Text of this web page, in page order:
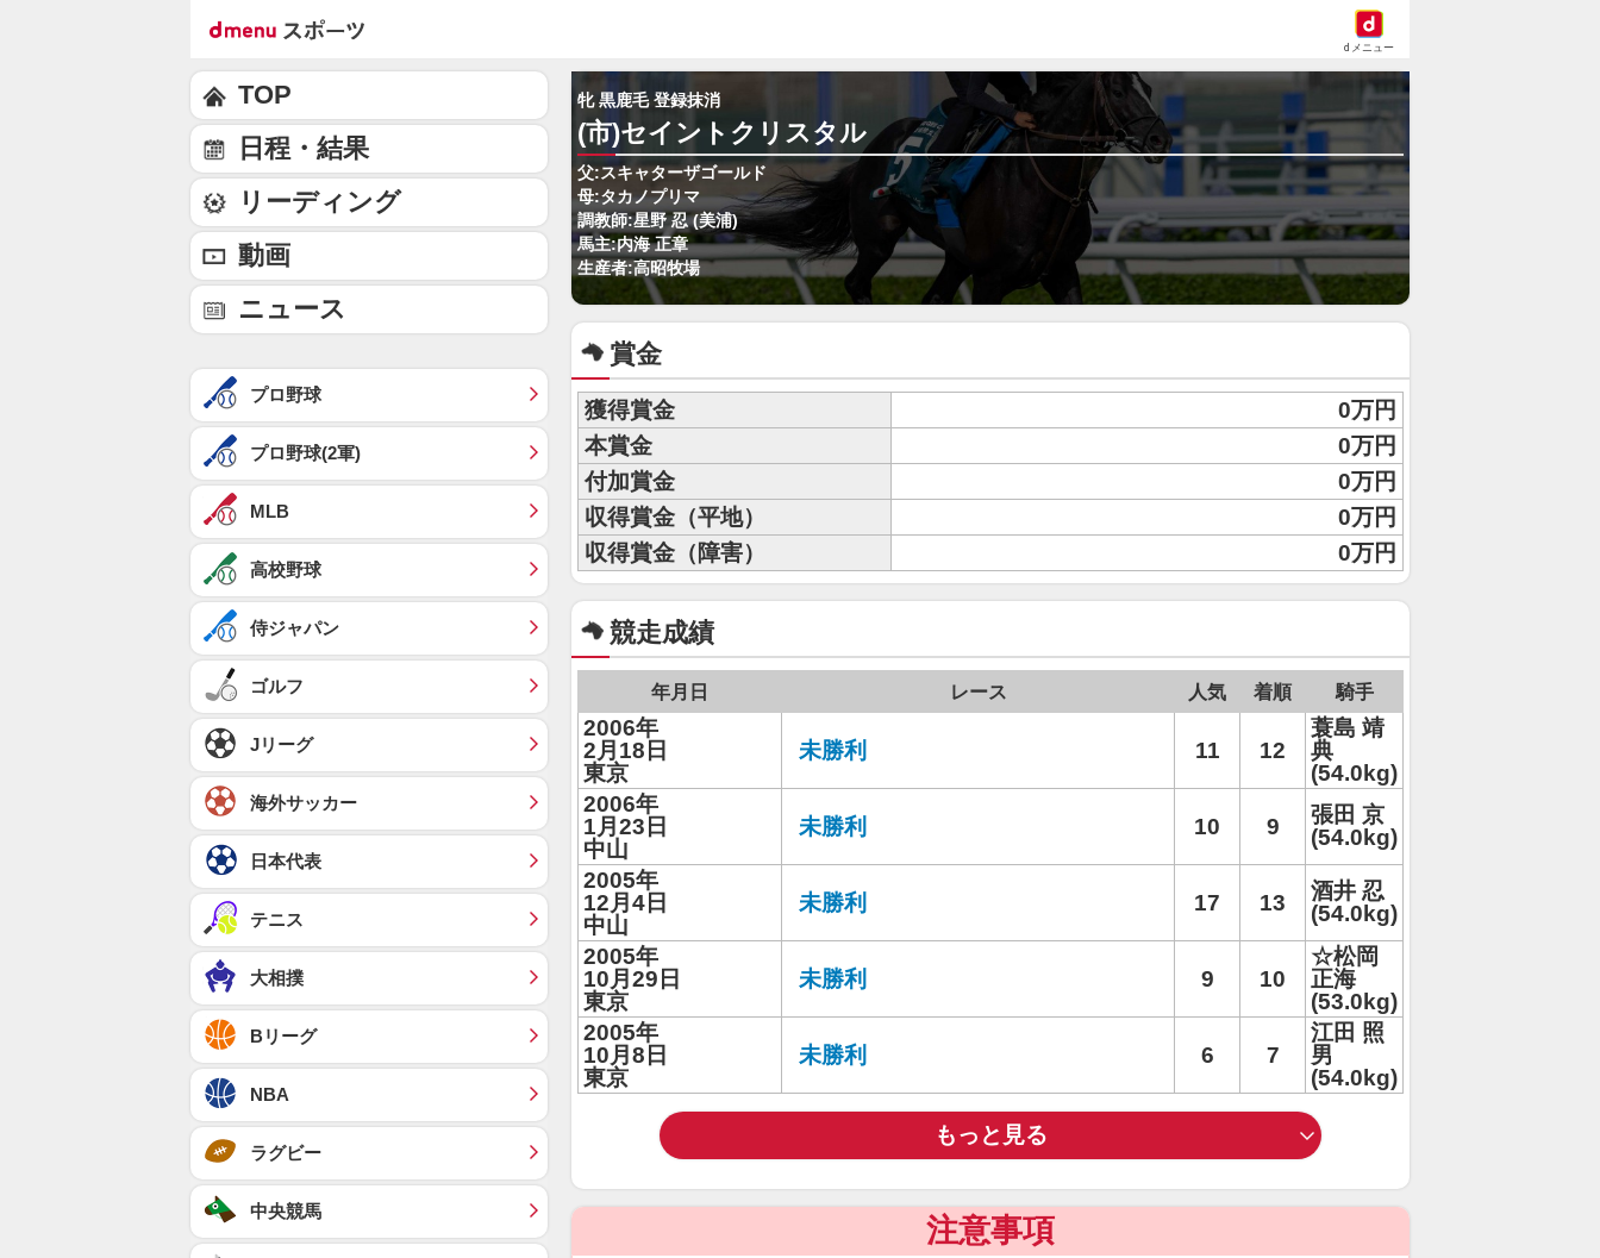
dメニュー
牝 黒鹿毛 登録抹消
(市)セイントクリスタル
父:スキャターザゴールド
母:タカノプリマ
調教師:星野 忍 (美浦)
馬主:内海 正章
生産者:高昭牧場
賞金
獲得賞金
0万円
本賞金
0万円
付加賞金
0万円
収得賞金（平地）
0万円
収得賞金（障害）
0万円
競走成績
年月日 レース 人気 着順 騎手
2006年
2月18日
東京
未勝利 11 12
蓑島 靖
典
(54.0kg)
2006年
1月23日
中山
未勝利 10 9
張田 京
(54.0kg)
2005年
12月4日
中山
未勝利 17 13
酒井 忍
(54.0kg)
2005年
10月29日
東京
未勝利 9 10
☆松岡
正海
(53.0kg)
2005年
10月8日
東京
未勝利 6 7
江田 照
男
(54.0kg)
もっと見る
注意事項
TOP
日程・結果
リーディング
動画
ニュース
プロ野球
プロ野球(2軍)
MLB
高校野球
侍ジャパン
ゴルフ
Jリーグ
海外サッカー
日本代表
テニス
大相撲
Bリーグ
NBA
ラグビー
中央競馬